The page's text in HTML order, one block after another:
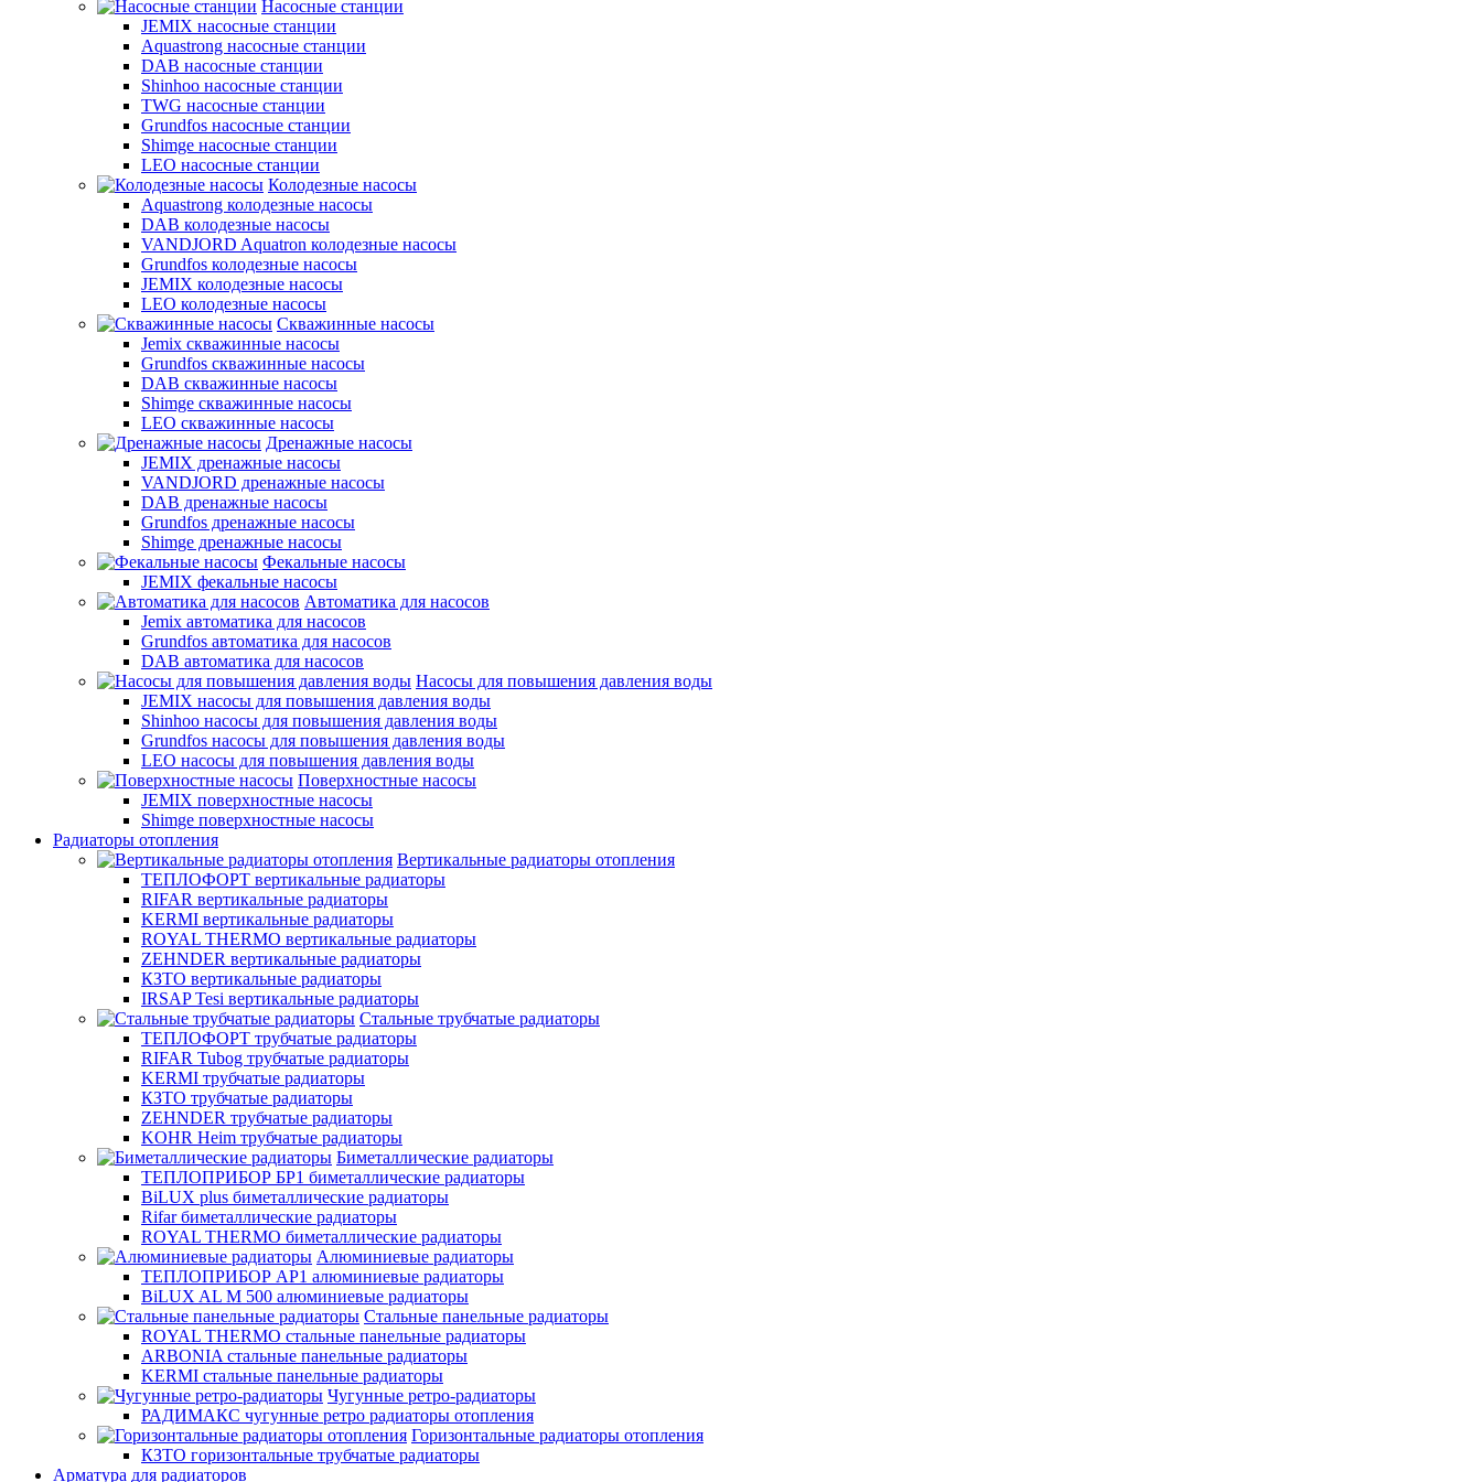
Насосные станции
JEMIX насосные станции
Aquastrong насосные станции
DAB насосные станции
Shinhoo насосные станции
TWG насосные станции
Grundfos насосные станции
Shimge насосные станции
LEO насосные станции
Колодезные насосы
Aquastrong колодезные насосы
DAB колодезные насосы
VANDJORD Aquatron колодезные насосы
Grundfos колодезные насосы
JEMIX колодезные насосы
LEO колодезные насосы
Скважинные насосы
Jemix cкважинные насосы
Grundfos скважинные насосы
DAB скважинные насосы
Shimge скважинные насосы
LEO скважинные насосы
Дренажные насосы
JEMIX дренажные насосы
VANDJORD дренажные насосы
DAB дренажные насосы
Grundfos дренажные насосы
Shimge дренажные насосы
Фекальные насосы
JEMIX фекальные насосы
Автоматика для насосов
Jemix автоматика для насосов
Grundfos автоматика для насосов
DAB автоматика для насосов
Насосы для повышения давления воды
JEMIX насосы для повышения давления воды
Shinhoo насосы для повышения давления воды
Grundfos насосы для повышения давления воды
LEO насосы для повышения давления воды
Поверхностные насосы
JEMIX поверхностные насосы
Shimge поверхностные насосы
Радиаторы отопления
Вертикальные радиаторы отопления
ТЕПЛОФОРТ вертикальные радиаторы
RIFAR вертикальные радиаторы
KERMI вертикальные радиаторы
ROYAL THERMO вертикальные радиаторы
ZEHNDER вертикальные радиаторы
КЗТО вертикальные радиаторы
IRSAP Tesi вертикальные радиаторы
Стальные трубчатые радиаторы
ТЕПЛОФОРТ трубчатые радиаторы
RIFAR Tubog трубчатые радиаторы
KERMI трубчатые радиаторы
КЗТО трубчатые радиаторы
ZEHNDER трубчатые радиаторы
KOHR Heim трубчатые радиаторы
Биметаллические радиаторы
ТЕПЛОПРИБОР БР1 биметаллические радиаторы
BiLUX plus биметаллические радиаторы
Rifar биметаллические радиаторы
ROYAL THERMO биметаллические радиаторы
Алюминиевые радиаторы
ТЕПЛОПРИБОР АР1 алюминиевые радиаторы
BiLUX AL M 500 алюминиевые радиаторы
Стальные панельные радиаторы
ROYAL THERMO стальные панельные радиаторы
ARBONIA стальные панельные радиаторы
KERMI стальные панельные радиаторы
Чугунные ретро-радиаторы
РАДИМАКС чугунные ретро радиаторы отопления
Горизонтальные радиаторы отопления
КЗТО горизонтальные трубчатые радиаторы
Арматура для радиаторов